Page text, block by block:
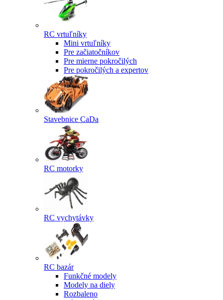
RC vrtuľníky
Mini vrtuľníky
Pre začiatočníkov
Pre mierne pokročilých
Pre pokročilých a expertov
Stavebnice CaDa
RC motorky
RC vychytávky
RC bazár
Funkčné modely
Modely na diely
Rozbaleno